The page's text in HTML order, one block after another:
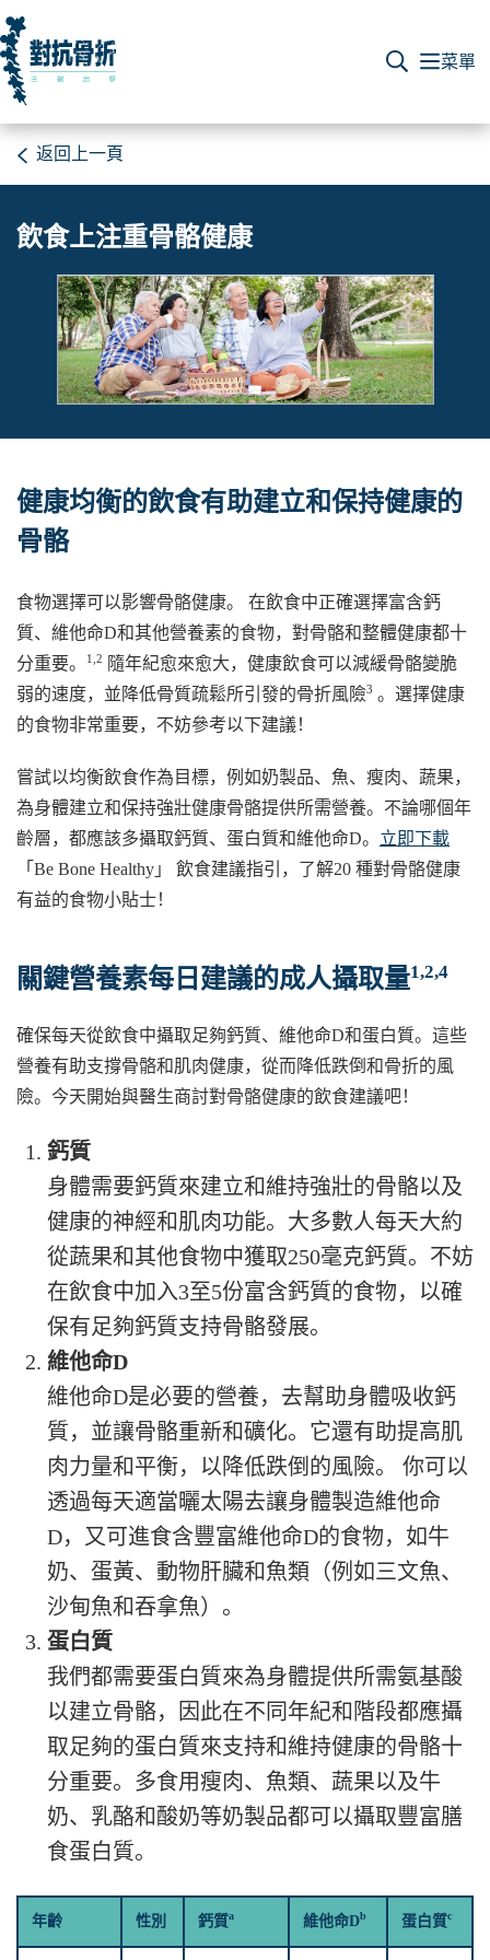
返回上一頁
飲食上注重骨骼健康
健康均衡的飲食有助建立和保持健康的
骨骼
食物選擇可以影響骨骼健康。 在飲食中正確選擇富含鈣
質、維他命D和其他營養素的食物，對骨骼和整體健康都十
分重要。
1,2 隨年紀愈來愈大，健康飲食可以減緩骨骼變脆
弱的速度，並降低骨質疏鬆所引發的骨折風險3 。選擇健康
的食物非常重要，不妨參考以下建議！
嘗試以均衡飲食作為目標，例如奶製品、魚、瘦肉、蔬果，
為身體建立和保持強壯健康骨骼提供所需營養。不論哪個年
齡層，都應該多攝取鈣質、蛋白質和維他命D。 立即下載
「Be Bone Healthy」 飲食建議指引，了解20 種對骨骼健康
有益的食物小貼士！
關鍵營養素每日建議的成人攝取量1,2,4
確保每天從飲食中攝取足夠鈣質、維他命D和蛋白質。這些
營養有助支撐骨骼和肌肉健康，從而降低跌倒和骨折的風
險。今天開始與醫生商討對骨骼健康的飲食建議吧！
鈣質
身體需要鈣質來建立和維持強壯的骨骼以及
健康的神經和肌肉功能。大多數人每天大約
從蔬果和其他食物中獲取250毫克鈣質。不妨
在飲食中加入3至5份富含鈣質的食物，以確
保有足夠鈣質支持骨骼發展。
維他命D
維他命D是必要的營養，去幫助身體吸收鈣
質，並讓骨骼重新和礦化。它還有助提高肌
肉力量和平衡，以降低跌倒的風險。 你可以
透過每天適當曬太陽去讓身體製造維他命
D，又可進食含豐富維他命D的食物，如牛
奶、蛋黃、動物肝臟和魚類（例如三文魚、
沙甸魚和吞拿魚）。
蛋白質
我們都需要蛋白質來為身體提供所需氨基酸
以建立骨骼，因此在不同年紀和階段都應攝
取足夠的蛋白質來支持和維持健康的骨骼十
分重要。多食用瘦肉、魚類、蔬果以及牛
奶、乳酪和酸奶等奶製品都可以攝取豐富膳
食蛋白質。
年齡 性別 鈣質a 維他命Db 蛋白質c